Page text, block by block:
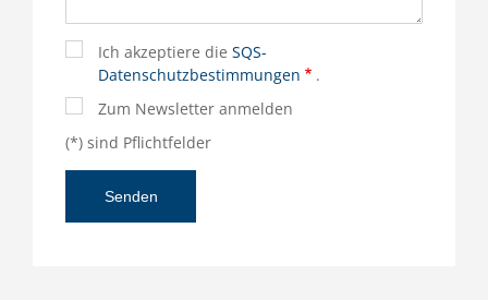
Ich akzeptiere die SQS-
Datenschutzbestimmungen
.
Zum Newsletter anmelden
(*) sind Pflichtfelder